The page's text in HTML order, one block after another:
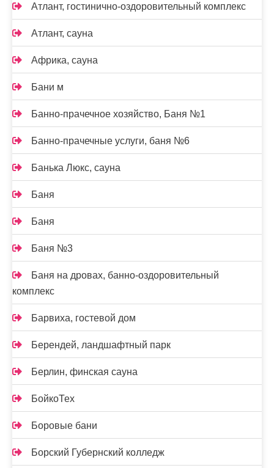
Атлант, гостинично-оздоровительный комплекс
Атлант, сауна
Африка, сауна
Бани м
Банно-прачечное хозяйство, Баня №1
Банно-прачечные услуги, баня №6
Банька Люкс, сауна
Баня
Баня
Баня №3
Баня на дровах, банно-оздоровительный
комплекс
Барвиха, гостевой дом
Берендей, ландшафтный парк
Берлин, финская сауна
БойкоТех
Боровые бани
Борский Губернский колледж